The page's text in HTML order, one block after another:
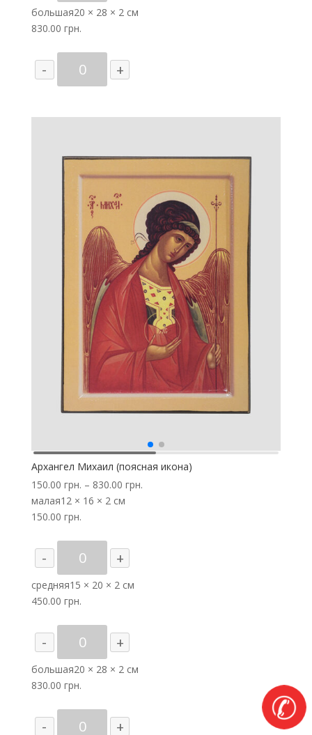
✆
Архангел
Михаил
с
клеймами)
большая20 × 28 × 2 см
830.00 грн.
-
Количество
товара
клеймами)
+
Архангел Михаил (поясная икона)
150.00 грн. – 830.00 грн.
малая12 × 16 × 2 см
150.00 грн.
-
Количество
товара
Архангел
Михаил
икона)
+
средняя15 × 20 × 2 см
450.00 грн.
-
Количество
товара
Архангел
Михаил
икона)
+
большая20 × 28 × 2 см
830.00 грн.
-
Количество
+